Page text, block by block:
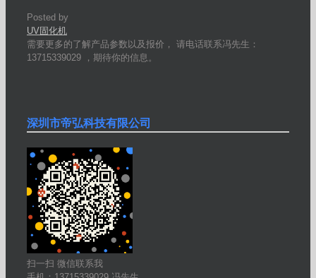
Posted by
UV固化机
需要更多的了解产品参数以及报价， 请电话联系冯先生：
13715339029 ，期待你的信息。
深圳市帝弘科技有限公司
扫一扫 微信联系我